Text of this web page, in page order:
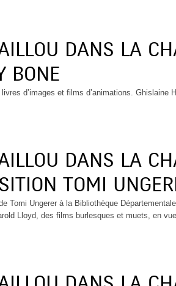
DANS LA
BONE
d’images et films d’animations. Ghislaine
DANS LA
TOMI
Tomi Ungerer à la Bibliothèque
Lloyd, des films burlesques et muets, en